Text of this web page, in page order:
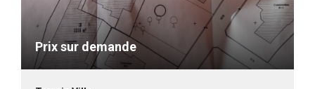
Prix sur demande